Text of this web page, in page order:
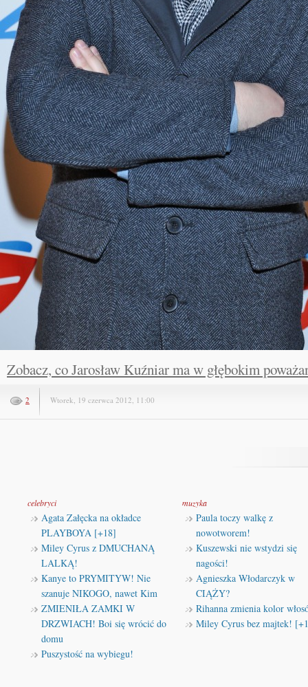
Zobacz, co Jarosław Kuźniar ma w głębokim
2 Wtorek, 19 czerwca 2012, 11:00
celebryci
Agata Załęcka na okładce
PLAYBOYA [+18]
Miley Cyrus z DMUCHANĄ
LALKĄ!
Kanye to PRYMITYW! Nie
szanuje NIKOGO, nawet Kim
ZMIENIŁA ZAMKI W
DRZWIACH! Boi się wrócić do
domu
Puszystość na wybiegu!
muzyka
Paula toczy walkę z
nowotworem!
Kuszewski nie wstydzi się
nagości!
Agnieszka Włodarczyk w
CIĄŻY?
Rihanna zmienia kolor
Miley Cyrus bez majtek!